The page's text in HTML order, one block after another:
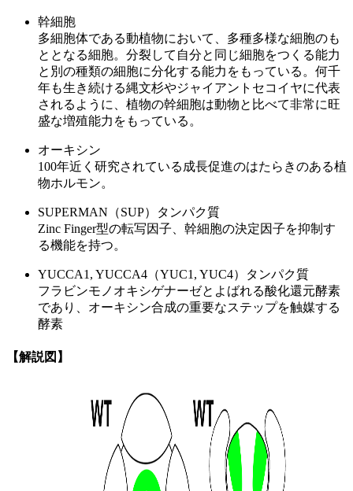
幹細胞
多細胞体である動植物において、多種多様な細胞のも
ととなる細胞。分裂して自分と同じ細胞をつくる能力
と別の種類の細胞に分化する能力をもっている。何千
年も生き続ける縄文杉やジャイアントセコイヤに代表
されるように、植物の幹細胞は動物と比べて非常に旺
盛な増殖能力をもっている。
オーキシン
100年近く研究されている成長促進のはたらきのある植
物ホルモン。
SUPERMAN（SUP）タンパク質
Zinc Finger型の転写因子、幹細胞の決定因子を抑制す
る機能を持つ。
YUCCA1, YUCCA4（YUC1, YUC4）タンパク質
フラビンモノオキシゲナーゼとよばれる酸化還元酵素
であり、オーキシン合成の重要なステップを触媒する
酵素
【解説図】